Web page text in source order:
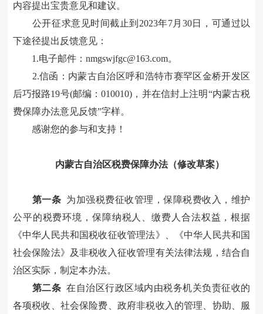
内容提出宝贵意见和建议。
公开征求意见时间截止到 2023年7月30日
，可通过以
下途径提出反馈意见：
1.电子邮件： nmgswjfgc@163.com。
2.信函： 内蒙古自治区呼和浩特市赛罕区金桥开发区
后巧报路19号(邮编：010010)，并在信封上注明“内蒙古税
费保障办法意见反馈”字样。
感谢您的参与和支持！
内蒙古自治区税费保障办法（修改草案）
第一条 为加强税费征收管理，保障税费收入，维护
公平的税费环境，保障纳税人 、缴费人 合法权益，根据
《中华人民共和国税收征收管理法》
《中华人民共和国
社会保险法》及非税收入征收管理有关法律法规 ，结合自
治区实际，制定本办法。
第二条 在自治区行政区域内由税务机关负责征收的
各项税收、社会保险费、政府非税收入的管理、协助、服